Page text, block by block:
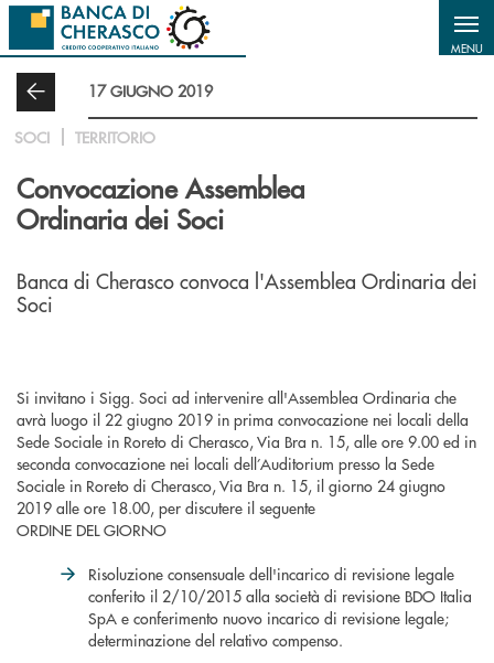
Salta al contenuto principale
MENU
17 GIUGNO 2019
SOCI TERRITORIO
Convocazione Assemblea
Ordinaria dei Soci
Banca di Cherasco convoca l'Assemblea Ordinaria dei
Soci
Si invitano i Sigg. Soci ad intervenire all'Assemblea Ordinaria che
avrà luogo il 22 giugno 2019 in prima convocazione nei locali della
Sede Sociale in Roreto di Cherasco, Via Bra n. 15, alle ore 9.00 ed in
seconda convocazione nei locali dell’Auditorium presso la Sede
Sociale in Roreto di Cherasco, Via Bra n. 15, il giorno 24 giugno
2019 alle ore 18.00, per discutere il seguente
ORDINE DEL GIORNO
Risoluzione consensuale dell'incarico di revisione legale
conferito il 2/10/2015 alla società di revisione BDO Italia
SpA e conferimento nuovo incarico di revisione legale;
determinazione del relativo compenso.